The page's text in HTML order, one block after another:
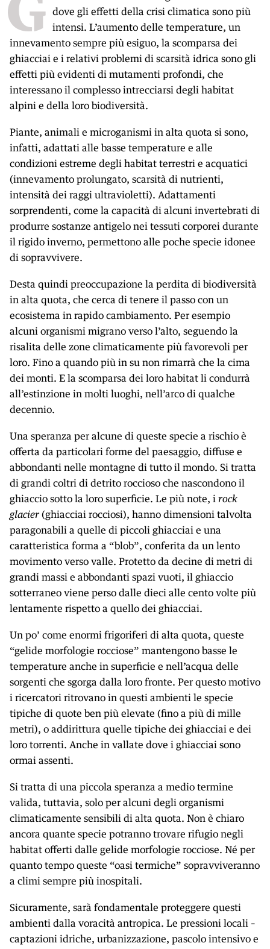
G dove gli effetti della crisi climatica sono più
intensi. L’aumento delle temperature, un
innevamento sempre più esiguo, la scomparsa dei
ghiacciai e i relativi problemi di scarsità idrica sono gli
effetti più evidenti di mutamenti profondi, che
interessano il complesso intrecciarsi degli habitat
alpini e della loro biodiversità.
Piante, animali e microganismi in alta quota si sono,
infatti, adattati alle basse temperature e alle
condizioni estreme degli habitat terrestri e acquatici
(innevamento prolungato, scarsità di nutrienti,
intensità dei raggi ultravioletti). Adattamenti
sorprendenti, come la capacità di alcuni invertebrati di
produrre sostanze antigelo nei tessuti corporei durante
il rigido inverno, permettono alle poche specie idonee
di sopravvivere.
Desta quindi preoccupazione la perdita di biodiversità
in alta quota, che cerca di tenere il passo con un
ecosistema in rapido cambiamento. Per esempio
alcuni organismi migrano verso l’alto, seguendo la
risalita delle zone climaticamente più favorevoli per
loro. Fino a quando più in su non rimarrà che la cima
dei monti. E la scomparsa dei loro habitat li condurrà
all’estinzione in molti luoghi, nell’arco di qualche
decennio.
Una speranza per alcune di queste specie a rischio è
offerta da particolari forme del paesaggio, diffuse e
abbondanti nelle montagne di tutto il mondo. Si tratta
di grandi coltri di detrito roccioso che nascondono il
ghiaccio sotto la loro superficie. Le più note, i rock
glacier (ghiacciai rocciosi), hanno dimensioni talvolta
paragonabili a quelle di piccoli ghiacciai e una
caratteristica forma a “blob”, conferita da un lento
movimento verso valle. Protetto da decine di metri di
grandi massi e abbondanti spazi vuoti, il ghiaccio
sotterraneo viene perso dalle dieci alle cento volte più
lentamente rispetto a quello dei ghiacciai.
Un po’ come enormi frigoriferi di alta quota, queste
“gelide morfologie rocciose” mantengono basse le
temperature anche in superficie e nell’acqua delle
sorgenti che sgorga dalla loro fronte. Per questo motivo
i ricercatori ritrovano in questi ambienti le specie
tipiche di quote ben più elevate (fino a più di mille
metri), o addirittura quelle tipiche dei ghiacciai e dei
loro torrenti. Anche in vallate dove i ghiacciai sono
ormai assenti.
Si tratta di una piccola speranza a medio termine
valida, tuttavia, solo per alcuni degli organismi
climaticamente sensibili di alta quota. Non è chiaro
ancora quante specie potranno trovare rifugio negli
habitat offerti dalle gelide morfologie rocciose. Né per
quanto tempo queste “oasi termiche” sopravviveranno
a climi sempre più inospitali.
Sicuramente, sarà fondamentale proteggere questi
ambienti dalla voracità antropica. Le pressioni locali –
captazioni idriche, urbanizzazione, pascolo intensivo e